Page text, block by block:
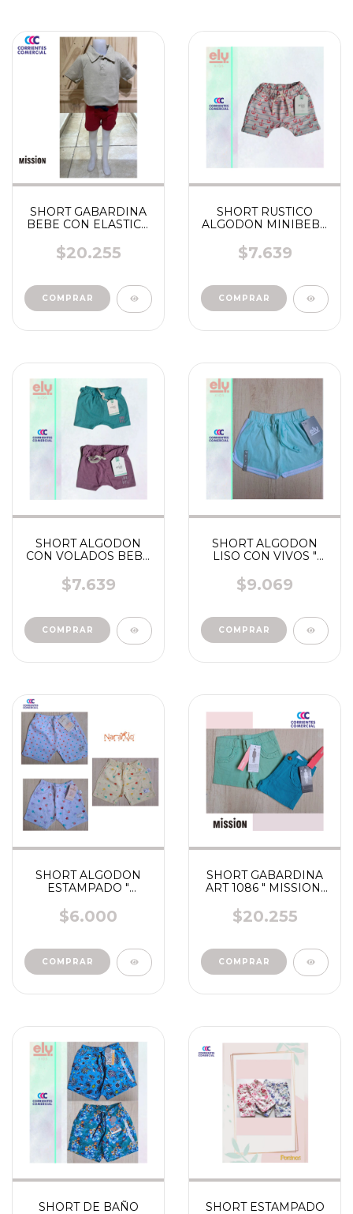
SHORT GABARDINA
BEBE CON ELASTICO
2084 " MISSION"
$20.255
COMPRAR
SHORT RUSTICO
ALGODON MINIBEBE
BEBA
$7.639
COMPRAR
SHORT ALGODON
CON VOLADOS BEBA
$7.639
COMPRAR
SHORT ALGODON
LISO CON VIVOS "
$9.069
SHORT ALGODON
ESTAMPADO "
2731 BEBA
$6.000
SHORT GABARDINA
ART 1086 " MISSION"
$20.255
COMPRAR
SHORT DE BAÑO
SHORT ESTAMPADO